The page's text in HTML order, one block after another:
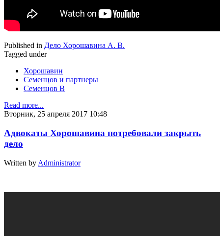
Published in Дело Хорошавина А. В.
Tagged under
Хорошавин
Семенцов и партнеры
Семенцов В
Read more...
Вторник, 25 апреля 2017 10:48
Адвокаты Хорошавина потребовали закрыть
дело
Written by Administrator